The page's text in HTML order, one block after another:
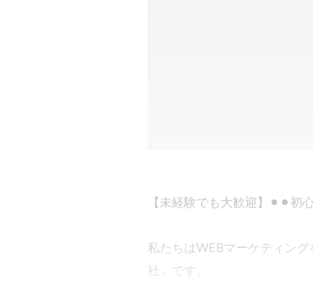
【未経験でも大歓迎】⚫︎⚫︎
私たちはWEBマーケティン
社」です。